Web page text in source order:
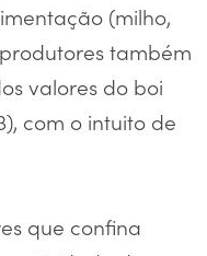
(milho,
também
valores do boi
com o intuito de
que confina